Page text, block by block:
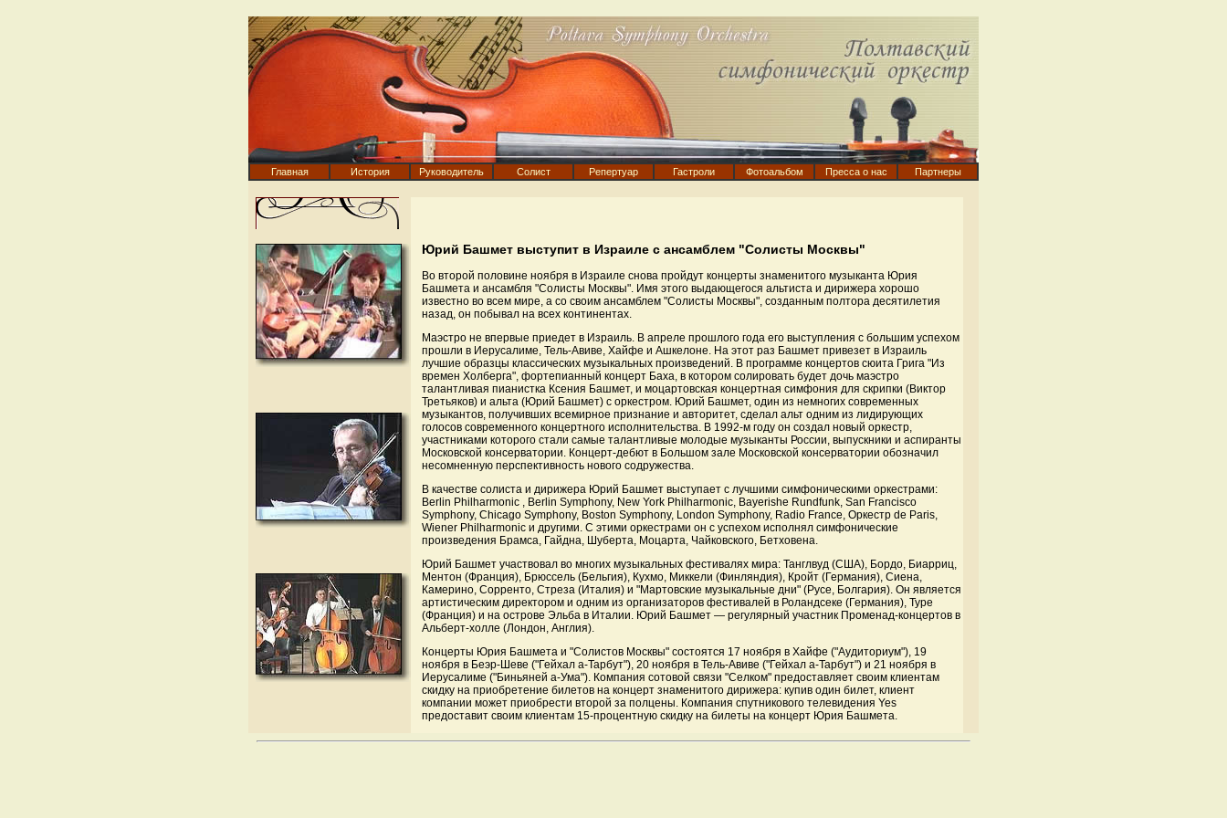
Главная История Руководитель Солист Репертуар Гастроли Фотоальбом Пресса о нас Партнеры
Юрий Башмет выступит в Израиле с ансамблем "Солисты Москвы"
Во второй половине ноября в Израиле снова пройдут концерты знаменитого музыканта Юрия
Башмета и ансамбля "Солисты Москвы". Имя этого выдающегося альтиста и дирижера хорошо
известно во всем мире, а со своим ансамблем "Солисты Москвы", созданным полтора десятилетия
назад, он побывал на всех континентах.
Маэстро не впервые приедет в Израиль. В апреле прошлого года его выступления с большим успехом
прошли в Иерусалиме, Тель-Авиве, Хайфе и Ашкелоне. На этот раз Башмет привезет в Израиль
лучшие образцы классических музыкальных произведений. В программе концертов сюита Грига "Из
времен Холберга", фортепианный концерт Баха, в котором солировать будет дочь маэстро
талантливая пианистка Ксения Башмет, и моцартовская концертная симфония для скрипки (Виктор
Третьяков) и альта (Юрий Башмет) с оркестром. Юрий Башмет, один из немногих современных
музыкантов, получивших всемирное признание и авторитет, сделал альт одним из лидирующих
голосов современного концертного исполнительства. В 1992-м году он создал новый оркестр,
участниками которого стали самые талантливые молодые музыканты России, выпускники и аспиранты
Московской консерватории. Концерт-дебют в Большом зале Московской консерватории обозначил
несомненную перспективность нового содружества.
В качестве солиста и дирижера Юрий Башмет выступает с лучшими симфоническими оркестрами:
Berlin Philharmonic , Berlin Symphony, New York Philharmonic, Bayerishe Rundfunk, San Francisco
Symphony, Chicago Symphony, Boston Symphony, London Symphony, Radio France, Оркестр de Paris,
Wiener Philharmonic и другими. С этими оркестрами он с успехом исполнял симфонические
произведения Брамса, Гайдна, Шуберта, Моцарта, Чайковского, Бетховена.
Юрий Башмет участвовал во многих музыкальных фестивалях мира: Танглвуд (США), Бордо, Биарриц,
Ментон (Франция), Брюссель (Бельгия), Кухмо, Миккели (Финляндия), Кройт (Германия), Сиена,
Камерино, Сорренто, Стреза (Италия) и "Мартовские музыкальные дни" (Русе, Болгария). Он является
артистическим директором и одним из организаторов фестивалей в Роландсеке (Германия), Туре
(Франция) и на острове Эльба в Италии. Юрий Башмет — регулярный участник Променад-концертов в
Альберт-холле (Лондон, Англия).
Концерты Юрия Башмета и "Солистов Москвы" состоятся 17 ноября в Хайфе ("Аудиториум"), 19
ноября в Беэр-Шеве ("Гейхал а-Тарбут"), 20 ноября в Тель-Авиве ("Гейхал а-Тарбут") и 21 ноября в
Иерусалиме ("Биньяней а-Ума"). Компания сотовой связи "Селком" предоставляет своим клиентам
скидку на приобретение билетов на концерт знаменитого дирижера: купив один билет, клиент
компании может приобрести второй за полцены. Компания спутникового телевидения Yes
предоставит своим клиентам 15-процентную скидку на билеты на концерт Юрия Башмета.